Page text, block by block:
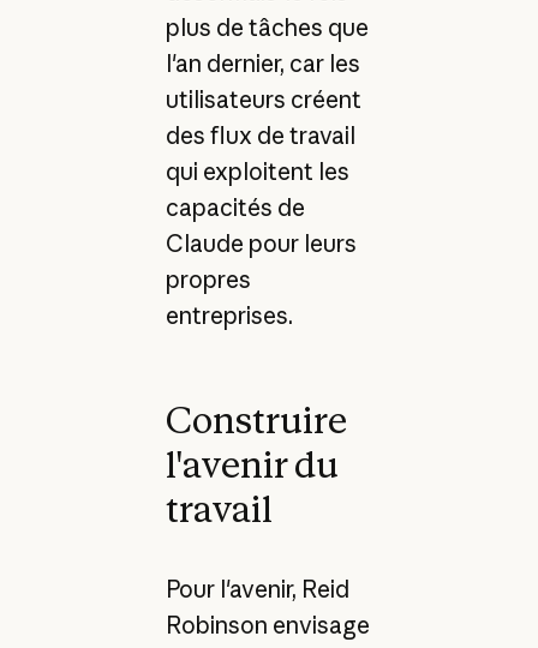
plus de tâches que
l'an dernier, car les
utilisateurs créent
des flux de travail
qui exploitent les
capacités de
Claude pour leurs
propres
entreprises.
Construire
l'avenir du
travail
Pour l'avenir, Reid
Robinson envisage